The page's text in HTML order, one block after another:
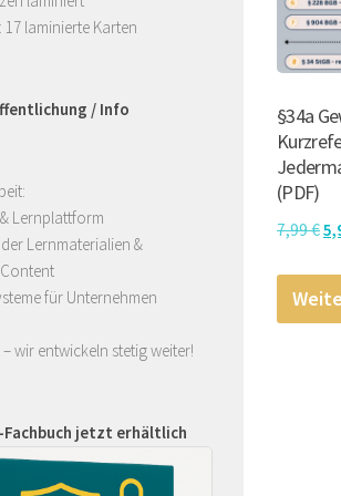
§34a
(PDF)
7,99€
17 laminierte Karten
/ Info
Lernplattform
Lernmaterialien &
für Unternehmen
wir entwickeln stetig weiter!
Fachbuch jetzt erhältlich